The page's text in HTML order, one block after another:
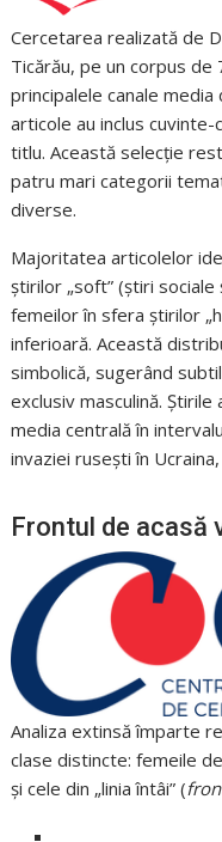
Cercetarea realizată de
Ticărău, pe un corpus
principalele canale
articole au inclus
titlu.Această selecție
patru mari categorii
diverse.
Majoritatea articolelor
știrilor „soft” (știri
femeilor în sfera știrilor
inferioară.Această
simbolică, sugerând
exclusiv masculină. Știrile
media centrală în
invaziei rusești în
Frontul de acasă
Analiza extinsă împarte
clase distincte: femeile
și cele din „linia întâi” (